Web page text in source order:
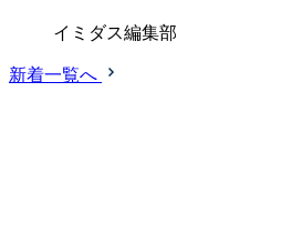
イミダス編集部
新着一覧へ